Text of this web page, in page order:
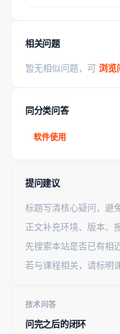
相关问题
暂无相似问题，可 浏览
同分类问答
软件使用
提问建议
标题写清核心疑问，避
正文补充环境、版本、
先搜索本站是否已有相
若与课程相关，请标明
技术问答
问完之后的闭环